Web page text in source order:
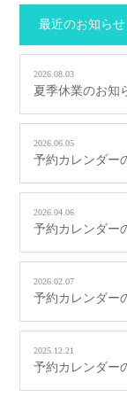
最近のお知らせ
2026.08.03
夏季休業のお知
2026.06.05
予約カレンダー
2026.04.06
予約カレンダー
2026.02.07
予約カレンダー
2025.12.21
予約カレンダー